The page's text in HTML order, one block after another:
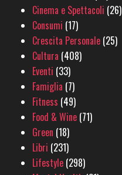
Cinema e Spettacoli (26)
Consumi (17)
Crescita Personale (25)
Cultura (408)
Eventi (33)
Famiglia (7)
Fitness (49)
Food & Wine (71)
Green (18)
Libri (231)
Lifestyle (298)